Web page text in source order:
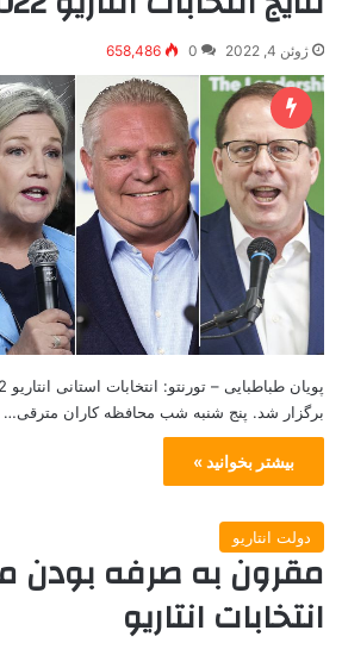
ژوئن 4, 2022 0
658,486
برگزار شد. پنج شنبه شب محافظه کاران مترقی…
بیشتر بخوانید »
دولت انتاریو
مقرون به صرفه بودن
انتخابات انتاریو